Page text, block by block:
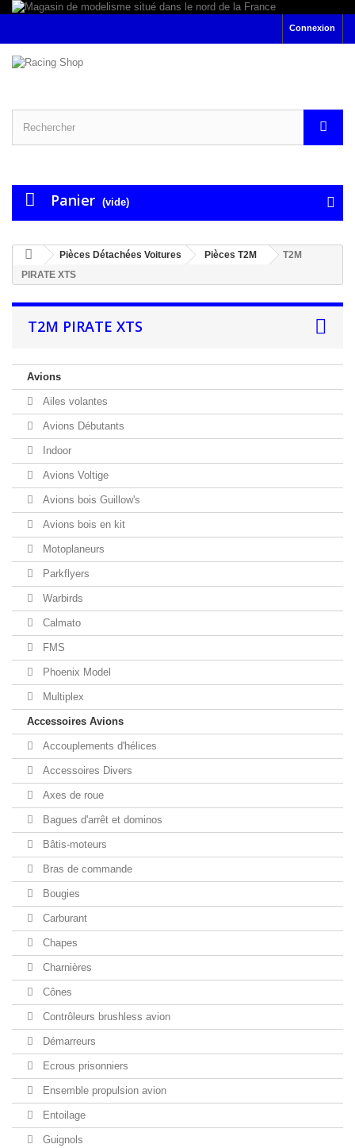
Connexion
Panier (vide)
Pièces Détachées Voitures Pièces T2M
T2M
PIRATE XTS
T2M PIRATE XTS
Avions
Ailes volantes
Avions Débutants
Indoor
Avions Voltige
Avions bois Guillow's
Avions bois en kit
Motoplaneurs
Parkflyers
Warbirds
Calmato
FMS
Phoenix Model
Multiplex
Accessoires Avions
Accouplements d'hélices
Accessoires Divers
Axes de roue
Bagues d'arrêt et dominos
Bâtis-moteurs
Bras de commande
Bougies
Carburant
Chapes
Charnières
Cônes
Contrôleurs brushless avion
Démarreurs
Ecrous prisonniers
Ensemble propulsion avion
Entoilage
Guignols